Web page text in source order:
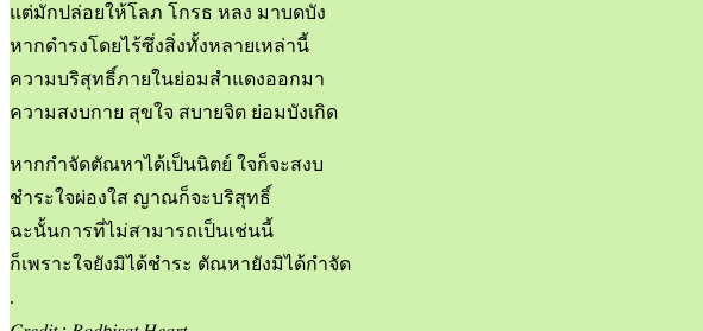
แต่มักปล่อยให้โลภ โกรธ หลง มาบดบัง
หากดำรงโดยไร้ซึ่งสิ่งทั้งหลายเหล่านี้
ความบริสุทธิ์ภายในย่อมสำแดงออกมา
ความสงบกาย สุขใจ สบายจิต ย่อมบังเกิด
หากกำจัดตัณหาได้เป็นนิตย์ ใจก็จะสงบ
ชำระใจผ่องใส ญาณก็จะบริสุทธิ์
ฉะนั้นการที่ไม่สามารถเป็นเช่นนี้
ก็เพราะใจยังมิได้ชำระ ตัณหายังมิได้กำจัด
.